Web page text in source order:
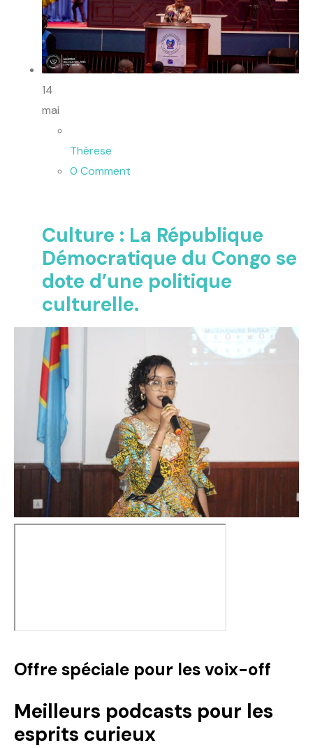
14
mai
Thèrese
0 Comment
Culture : La République
Démocratique du Congo se
dote d’une politique
culturelle.
Offre spéciale pour les voix-off
Meilleurs podcasts pour les
esprits curieux